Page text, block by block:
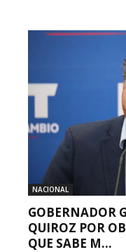
NACIONAL
GOBERNADOR
QUIROZ POR
QUE SABE M...